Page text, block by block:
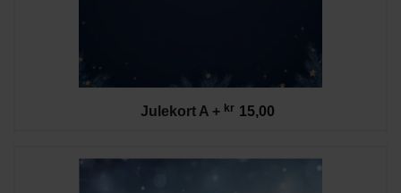
Julekort A + kr 15,00